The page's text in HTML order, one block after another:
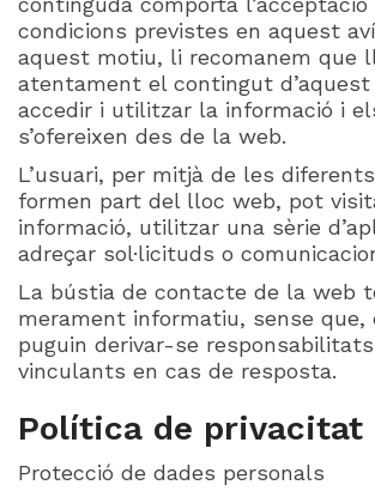
condicions previstes en aquest
aquest motiu, li recomanem que
atentament el contingut
accedir i utilitzar la informació i
s’ofereixen des de la web.
L’usuari, per mitjà de les
formen part del lloc web, pot
informació, utilitzar una sèrie
adreçar sol·licituds o
La bústia de contacte de la web
merament informatiu, sense que,
puguin derivar-se
vinculants en cas de resposta.
Política de privacitat
Protecció de dades personals